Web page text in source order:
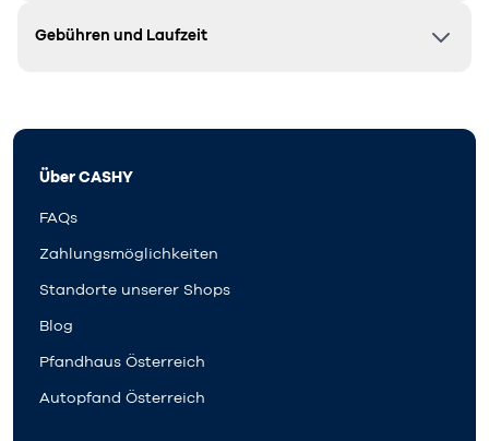
Gebühren und Laufzeit
Über CASHY
FAQs
Zahlungsmöglichkeiten
Standorte unserer Shops
Blog
Pfandhaus Österreich
Autopfand Österreich